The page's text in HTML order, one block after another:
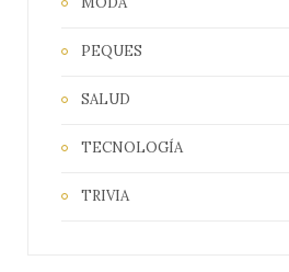
PEQUES
SALUD
TECNOLOGÍA
TRIVIA